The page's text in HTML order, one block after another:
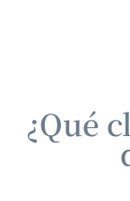
¿Qué